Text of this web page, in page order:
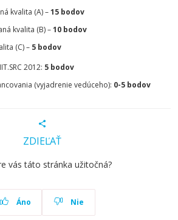
kvalita (A) –15 bodov
kvalita (B) –10 bodov
(C) – 5 bodov
2012: 5 bodov
(vyjadrenie vedúceho): 0-5 bodov
ZDIEĽAŤ
vás táto stránka užitočná?
Áno Nie